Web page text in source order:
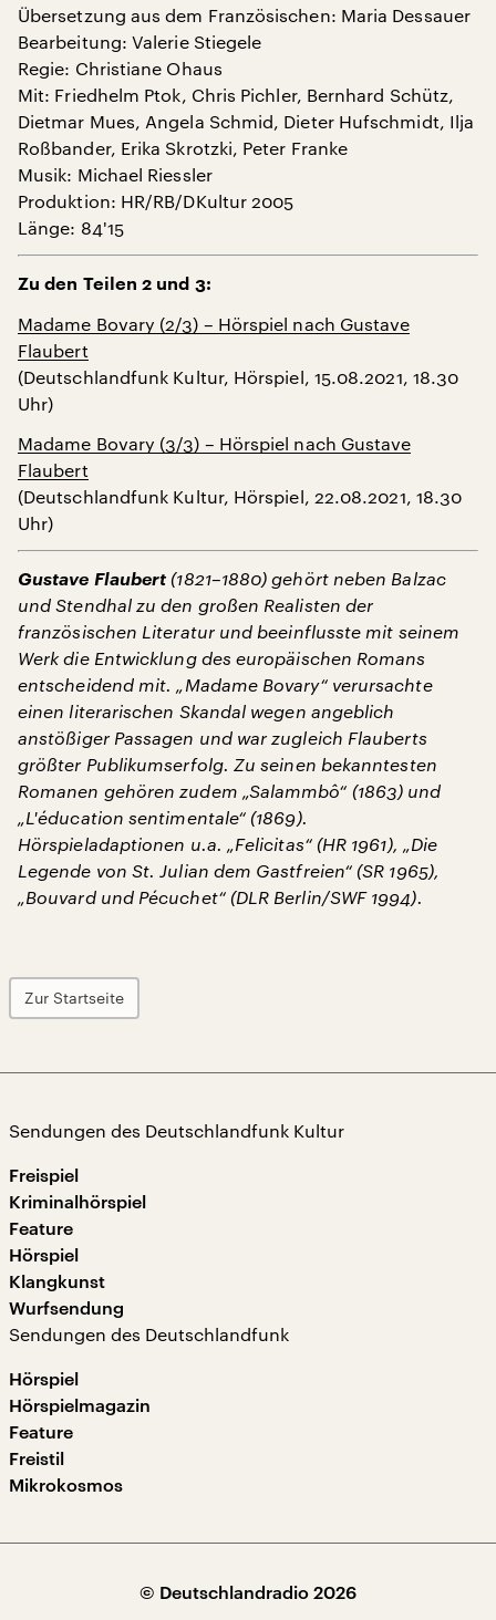
Übersetzung aus dem Französischen: Maria Dessauer
Bearbeitung: Valerie Stiegele
Regie: Christiane Ohaus
Mit: Friedhelm Ptok, Chris Pichler, Bernhard Schütz,
Dietmar Mues, Angela Schmid, Dieter Hufschmidt, Ilja
Roßbander, Erika Skrotzki, Peter Franke
Musik: Michael Riessler
Produktion: HR/RB/DKultur 2005
Länge: 84'15
Zu den Teilen 2 und 3:
Madame Bovary (2/3) – Hörspiel nach Gustave
Flaubert
(Deutschlandfunk Kultur, Hörspiel, 15.08.2021, 18.30
Uhr)
Madame Bovary (3/3) – Hörspiel nach Gustave
Flaubert
(Deutschlandfunk Kultur, Hörspiel, 22.08.2021, 18.30
Uhr)
Gustave Flaubert (1821–1880) gehört neben Balzac
und Stendhal zu den großen Realisten der
französischen Literatur und beeinflusste mit seinem
Werk die Entwicklung des europäischen Romans
entscheidend mit. „Madame Bovary“ verursachte
einen literarischen Skandal wegen angeblich
anstößiger Passagen und war zugleich Flauberts
größter Publikumserfolg. Zu seinen bekanntesten
Romanen gehören zudem „Salammbô“ (1863) und
„L'éducation sentimentale“ (1869).
Hörspieladaptionen u.a. „Felicitas“ (HR 1961), „Die
Legende von St. Julian dem Gastfreien“ (SR 1965),
„Bouvard und Pécuchet“ (DLR Berlin/SWF 1994).
Zur Startseite
Sendungen des Deutschlandfunk Kultur
Freispiel
Kriminalhörspiel
Feature
Hörspiel
Klangkunst
Wurfsendung
Sendungen des Deutschlandfunk
Hörspiel
Hörspielmagazin
Feature
Freistil
Mikrokosmos
© Deutschlandradio 2026